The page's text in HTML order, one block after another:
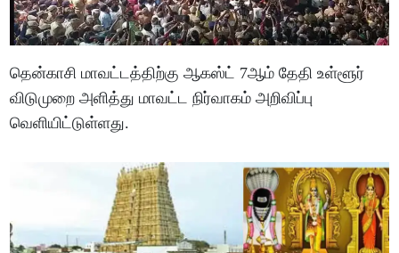
தென்காசி மாவட்டத்திற்கு ஆகஸ்ட் 7ஆம் தேதி உள்ளூர்
விடுமுறை அளித்து மாவட்ட நிர்வாகம் அறிவிப்பு
வெளியிட்டுள்ளது.